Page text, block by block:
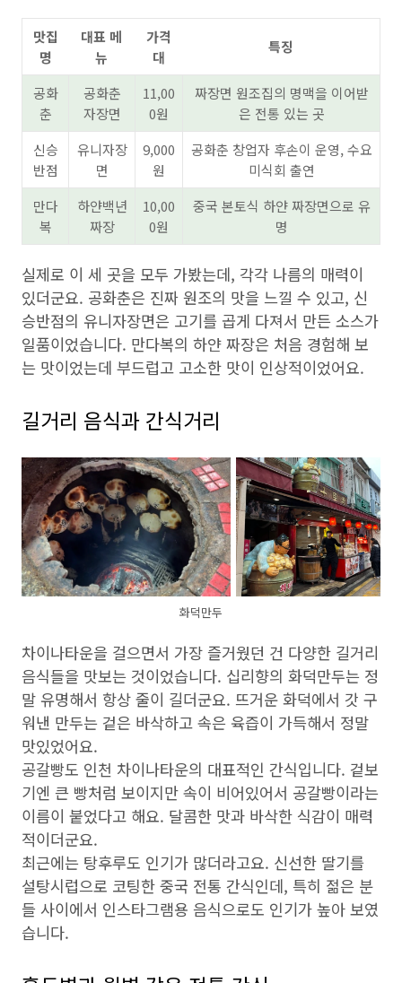
맛집
명
대표 메
뉴
가격
대
특징
공화
춘
공화춘
자장면
11,00
0원
짜장면 원조집의 명맥을 이어받
은 전통 있는 곳
신승
반점
유니자장
면
9,000
원
공화춘 창업자 후손이 운영, 수요
미식회 출연
만다
복
하얀백년
짜장
10,00
0원
중국 본토식 하얀 짜장면으로 유
명
실제로 이 세 곳을 모두 가봤는데, 각각 나름의 매력이
있더군요. 공화춘은 진짜 원조의 맛을 느낄 수 있고, 신
승반점의 유니자장면은 고기를 곱게 다져서 만든 소스가
일품이었습니다. 만다복의 하얀 짜장은 처음 경험해 보
는 맛이었는데 부드럽고 고소한 맛이 인상적이었어요.
길거리 음식과 간식거리
화덕만두
차이나타운을 걸으면서 가장 즐거웠던 건 다양한 길거리
음식들을 맛보는 것이었습니다. 십리향의 화덕만두는 정
말 유명해서 항상 줄이 길더군요. 뜨거운 화덕에서 갓 구
워낸 만두는 겉은 바삭하고 속은 육즙이 가득해서 정말
맛있었어요.
공갈빵도 인천 차이나타운의 대표적인 간식입니다. 겉보
기엔 큰 빵처럼 보이지만 속이 비어있어서 공갈빵이라는
이름이 붙었다고 해요. 달콤한 맛과 바삭한 식감이 매력
적이더군요.
최근에는 탕후루도 인기가 많더라고요. 신선한 딸기를
설탕시럽으로 코팅한 중국 전통 간식인데, 특히 젊은 분
들 사이에서 인스타그램용 음식으로도 인기가 높아 보였
습니다.